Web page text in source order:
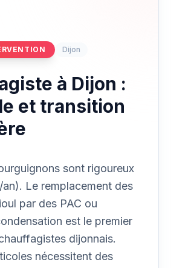
Dijon
à Dijon :
et transition
sont rigoureux
Le remplacement des
par des PAC ou
est le premier
dijonnais.
nécessitent des